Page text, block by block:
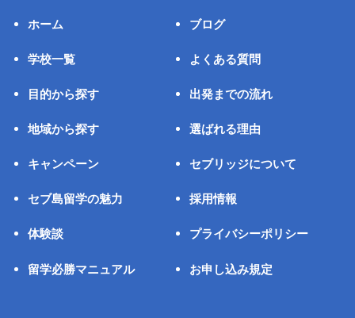
ホーム
学校一覧
目的から探す
地域から探す
キャンペーン
セブ島留学の魅力
体験談
留学必勝マニュアル
ブログ
よくある質問
出発までの流れ
選ばれる理由
セブリッジについて
採用情報
プライバシーポリシー
お申し込み規定